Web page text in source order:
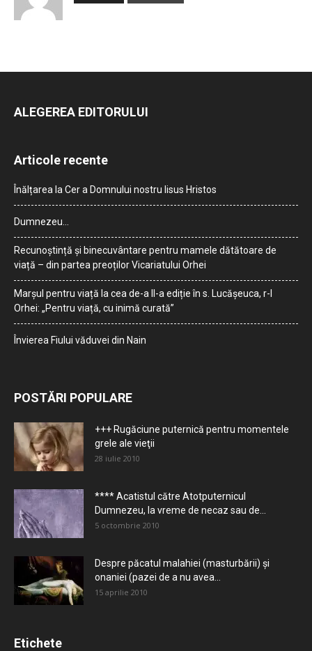
ALEGEREA EDITORULUI
Articole recente
Înălțarea la Cer a Domnului nostru Iisus Hristos
Dumnezeu…
Recunoștință și binecuvântare pentru mamele dătătoare de
viață – din partea preoților Vicariatului Orhei
Marșul pentru viață la cea de-a II-a ediție în s. Lucășeuca, r-l
Orhei: „Pentru viață, cu inimă curată”
Învierea Fiului văduvei din Nain
POSTĂRI POPULARE
+++ Rugăciune puternică pentru momentele
grele ale vieţii
28 iulie 2010
**** Acatistul către Atotputernicul
Dumnezeu, la vreme de necaz sau de...
5 octombrie 2010
Despre păcatul malahiei (masturbării) şi
onaniei (pazei de a nu avea...
15 aprilie 2010
Etichete